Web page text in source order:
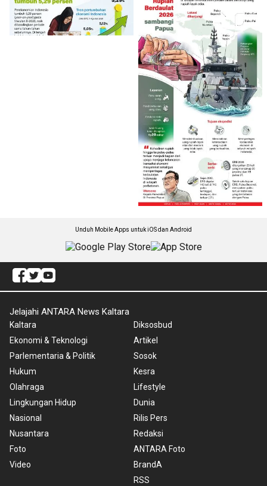
Unduh Mobile Apps untuk iOS dan Android
Jelajahi ANTARA News Kaltara
Kaltara
Ekonomi & Teknologi
Parlementaria & Politik
Hukum
Olahraga
Lingkungan Hidup
Nasional
Nusantara
Foto
Video
Diksosbud
Artikel
Sosok
Kesra
Lifestyle
Dunia
Rilis Pers
Redaksi
ANTARA Foto
BrandA
RSS